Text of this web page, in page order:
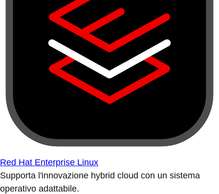
Red Hat Enterprise Linux
Supporta l'innovazione hybrid cloud con un sistema
operativo adattabile.